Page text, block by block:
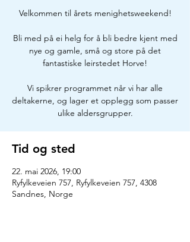
Velkommen til årets menighetsweekend!
Bli med på ei helg for å bli bedre kjent med
nye og gamle, små og store på det
fantastiske leirstedet Horve!
Vi spikrer programmet når vi har alle
deltakerne, og lager et opplegg som passer
ulike aldersgrupper.
Tid og sted
22. mai 2026, 19:00
Ryfylkeveien 757, Ryfylkeveien 757, 4308
Sandnes, Norge